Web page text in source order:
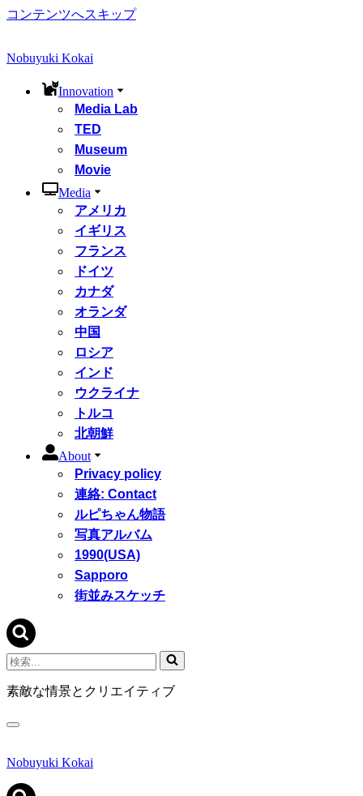
コンテンツへスキップ
Nobuyuki Kokai
Innovation
Media Lab
TED
Museum
Movie
Media
アメリカ
イギリス
フランス
ドイツ
カナダ
オランダ
中国
ロシア
インド
ウクライナ
トルコ
北朝鮮
About
Privacy policy
連絡: Contact
ルピちゃん物語
写真アルバム
1990(USA)
Sapporo
街並みスケッチ
検
索...
素敵な情景とクリエイティブ
ナ
ゲ
シ
Nobuyuki Kokai